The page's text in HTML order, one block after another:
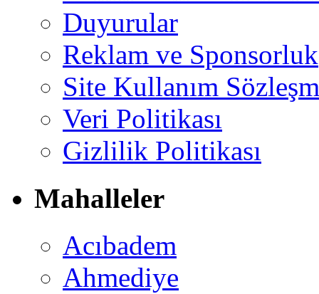
Duyurular
Reklam ve Sponsorluk
Site Kullanım
Veri Politikası
Gizlilik Politikası
Mahalleler
Acıbadem
Ahmediye